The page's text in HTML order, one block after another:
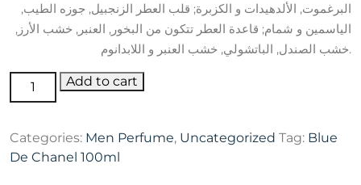
60,000 د.ا.
25,000 د.ا.
البرغموت, الألدهيدات و الكزبرة; قلب العطر الزنجبيل, جوزه الطيب,
الياسمين و شمام; قاعدة العطر تتكون من البخور, العنبر, خشب الأرز,
خشب الصندل, الباتشولي, خشب العنبر و اللابدانوم.
Blue
De
100ml
quantity
Add to cart
Categories: Men Perfume, Uncategorized Tag: Blue
De Chanel 100ml